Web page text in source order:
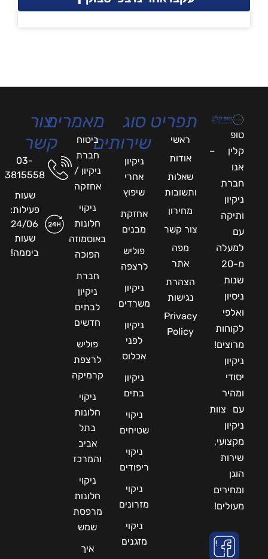
טופ
קלין –
אנו
חברת
ניקיון
ותיקה
עם
למעלה
מ-20
שנות
ניסיון
ואלפי
לקוחות
מרוצים!
ניקיון
יסודי
ומהיר
עם צוות
ניקיון
מקצועי,
שירות
הוגן
ומחירים
מעולים!
תפריט
ראשי
אודות
שאלות
ותשובות
מחירון
צור קשר
מפה
אתר
הצהרת
נגישות
Privacy
Policy
סוג
שירותים
ניקיון
אחרי
שיפוץ
אחזקת
מבנים
פוליש
לרצפה
ניקיון
משרדים
ניקיון
לפני
אכלוס
ניקיון
בתים
ניקוי
שטיחים
ניקוי
ריפודים
ניקוי
מזרונים
ניקוי
מזגנים
מאמרים
ביטוח
חברת
ניקיון /
אחזקה
ניקוי
חלונות
באוסמוזה
הפוכה
חברת
ניקיון
לבתים
חדשים
פוליש
לרצפת
קרמיקה
ניקוי
חלונות
בתל
אביב
והמרכז
ניקוי
חלונות
מרפסת
שמש
איך
צור
קשר
03-
3815558
שעות
פעילות:
24/06
שעות
ביממה!